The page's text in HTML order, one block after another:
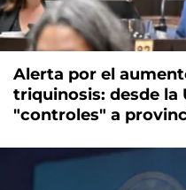
Alerta por el
triquinosis: desde la
"controles" a